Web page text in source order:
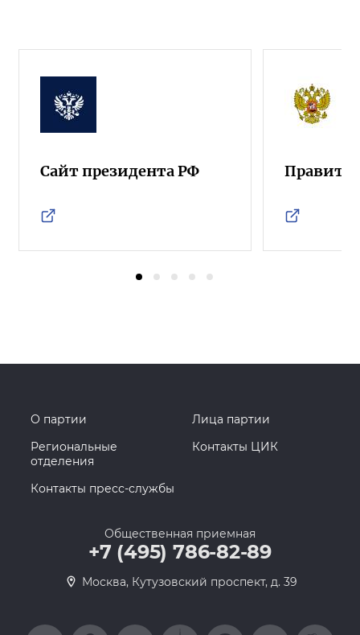
Сайт президента РФ
О партии
Лица партии
Региональные
отделения
Контакты ЦИК
Контакты пресс-службы
Общественная приемная
+7 (495) 786-82-89
Москва, Кутузовский проспект, д. 39